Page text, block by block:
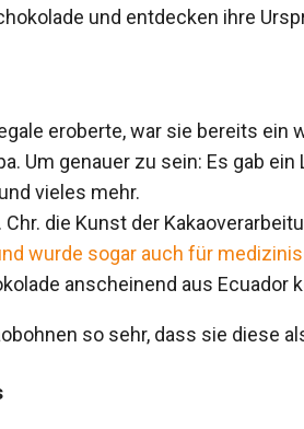
und entdecken ihre
eroberte, war sie bereits
Um genauer zu sein: Es gab
vieles mehr.
die Kunst der
wurde sogar auch für
anscheinend aus Ecuador
so sehr, dass sie diese